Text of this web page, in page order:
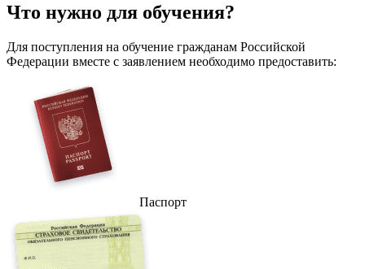
Что нужно для обучения?
Для поступления на обучение гражданам Российской
Федерации вместе с заявлением необходимо предоставить:
Паспорт